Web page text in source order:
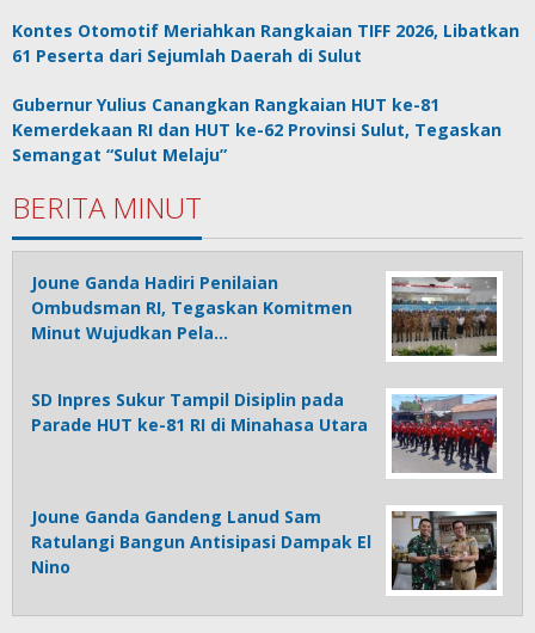
Kontes Otomotif Meriahkan Rangkaian TIFF 2026, Libatkan
61 Peserta dari Sejumlah Daerah di Sulut
Gubernur Yulius Canangkan Rangkaian HUT ke-81
Kemerdekaan RI dan HUT ke-62 Provinsi Sulut, Tegaskan
Semangat “Sulut Melaju”
BERITA MINUT
Joune Ganda Hadiri Penilaian
Ombudsman RI, Tegaskan Komitmen
Minut Wujudkan Pela…
SD Inpres Sukur Tampil Disiplin pada
Parade HUT ke-81 RI di Minahasa Utara
Joune Ganda Gandeng Lanud Sam
Ratulangi Bangun Antisipasi Dampak El
Nino